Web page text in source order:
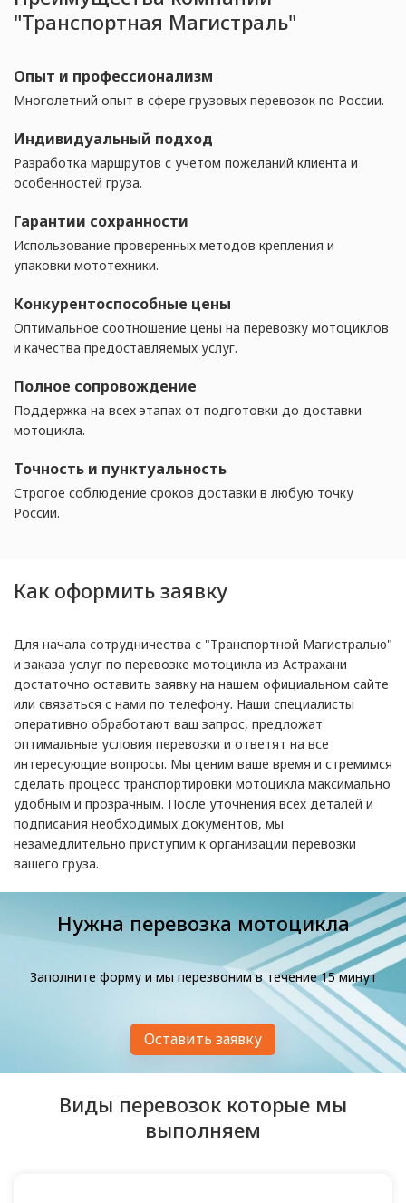
"Транспортная Магистраль"
Опыт и профессионализм
Многолетний опыт в сфере грузовых перевозок по России.
Индивидуальный подход
Разработка маршрутов с учетом пожеланий клиента и
особенностей груза.
Гарантии сохранности
Использование проверенных методов крепления и
упаковки мототехники.
Конкурентоспособные цены
Оптимальное соотношение цены на перевозку мотоциклов
и качества предоставляемых услуг.
Полное сопровождение
Поддержка на всех этапах от подготовки до доставки
мотоцикла.
Точность и пунктуальность
Строгое соблюдение сроков доставки в любую точку
России.
Как оформить заявку
Для начала сотрудничества с "Транспортной Магистралью"
и заказа услуг по перевозке мотоцикла из Астрахани
достаточно оставить заявку на нашем официальном сайте
или связаться с нами по телефону. Наши специалисты
оперативно обработают ваш запрос, предложат
оптимальные условия перевозки и ответят на все
интересующие вопросы. Мы ценим ваше время и стремимся
сделать процесс транспортировки мотоцикла максимально
удобным и прозрачным. После уточнения всех деталей и
подписания необходимых документов, мы
незамедлительно приступим к организации перевозки
вашего груза.
Нужна перевозка мотоцикла
Заполните форму и мы перезвоним в течение 15 минут
Оставить заявку
Виды перевозок которые мы
выполняем